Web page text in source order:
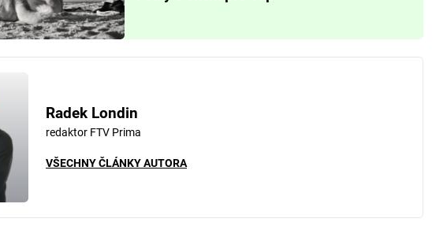
Radek Londin
redaktor FTV Prima
VŠECHNY ČLÁNKY AUTORA